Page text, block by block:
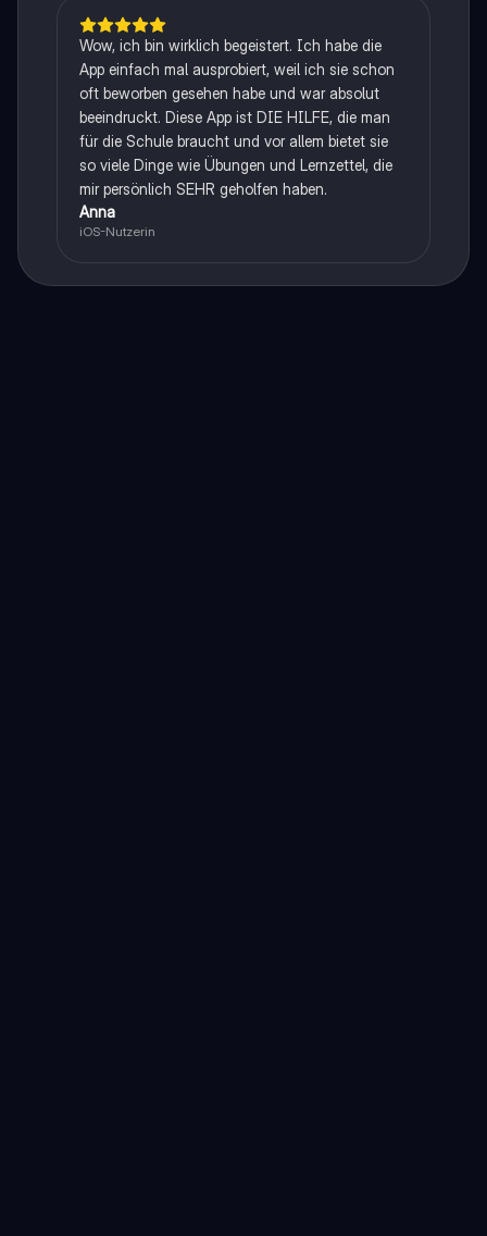
Wow, ich bin wirklich begeistert. Ich habe die
App einfach mal ausprobiert, weil ich sie schon
oft beworben gesehen habe und war absolut
beeindruckt. Diese App ist DIE HILFE, die man
für die Schule braucht und vor allem bietet sie
so viele Dinge wie Übungen und Lernzettel, die
mir persönlich SEHR geholfen haben.
Anna
iOS-Nutzerin